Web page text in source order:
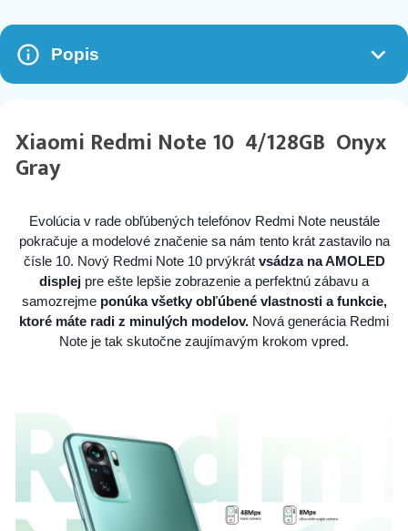
Popis
Xiaomi Redmi Note 10 4/128GB Onyx
Gray
Evolúcia v rade obľúbených telefónov Redmi Note neustále
pokračuje a modelové značenie sa nám tento krát zastavilo na
čísle 10. Nový Redmi Note 10 prvýkrát vsádza na AMOLED
displej pre ešte lepšie zobrazenie a perfektnú zábavu a
samozrejme ponúka všetky obľúbené vlastnosti a funkcie,
ktoré máte radi z minulých modelov. Nová generácia Redmi
Note je tak skutočne zaujímavým krokom vpred.